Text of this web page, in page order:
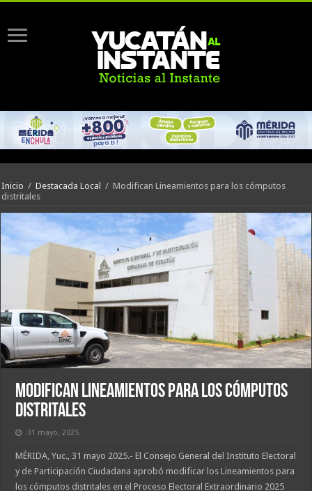
Inicio / Destacada Local / Modifican Lineamientos para los cómputos
distritales
Modifican Lineamientos para los cómputos
distritales
31 mayo, 2025
MÉRIDA, Yuc., 31 mayo 2025.- El Consejo General del Instituto Electoral
y de Participación Ciudadana aprobó modificar los Lineamientos para
los cómputos distritales en el Proceso Electoral Extraordinario 2025